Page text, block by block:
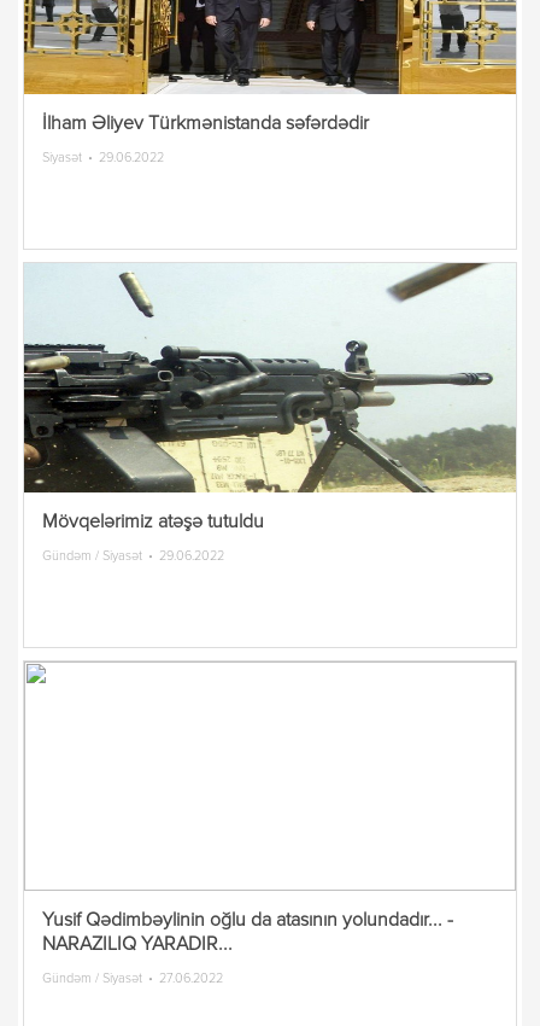
İlham Əliyev Türkmənistanda səfərdədir
Siyasət 29.06.2022
Mövqelərimiz atəşə tutuldu
Gündəm / Siyasət 29.06.2022
Yusif Qədimbəylinin oğlu da atasının yolundadır... -
NARAZILIQ YARADIR...
Gündəm / Siyasət 27.06.2022